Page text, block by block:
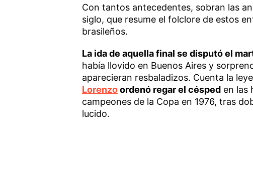
Con tantos antecedentes, sobran las
siglo, que resume el folclore de estos
brasileños.
La ida de aquella final se disputó el
había llovido en Buenos Aires y
aparecieran resbaladizos. Cuenta la
Lorenzoordenó regar el céspeden las
campeones de la Copa en 1976, tras
lucido.